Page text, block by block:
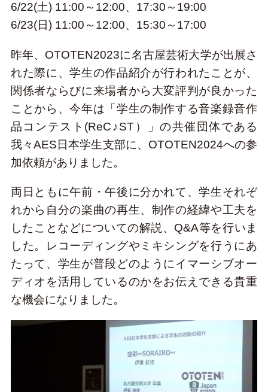
6/22(土) 11:00～12:00、17:30～19:00
6/23(日) 11:00～12:00、15:30～17:00
昨年、OTOTEN2023に名古屋芸術大学が出展さ
れた際に、学生の作品紹介が行われたことが、
関係者ならびに来場者から大変評判が良かった
ことから、今年は「学生の制作する音楽録音作
品コンテスト(ReC♪ST）」の共催団体である
我々AES日本学生支部に、OTOTEN2024への参
加依頼がありました。
両日ともに午前・午後に分かれて、学生それぞ
れから自分の楽曲の再生、制作の経緯や工夫を
したことなどについての解説、Q&A等を行いま
した。レコーディングやミキシングを行うにあ
たって、学生が普段どのようにイマーシブオー
ディオを活用しているのかをお伝えできる貴重
な機会になりました。